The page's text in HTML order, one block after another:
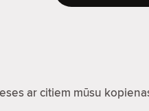
ar citiem mūsu